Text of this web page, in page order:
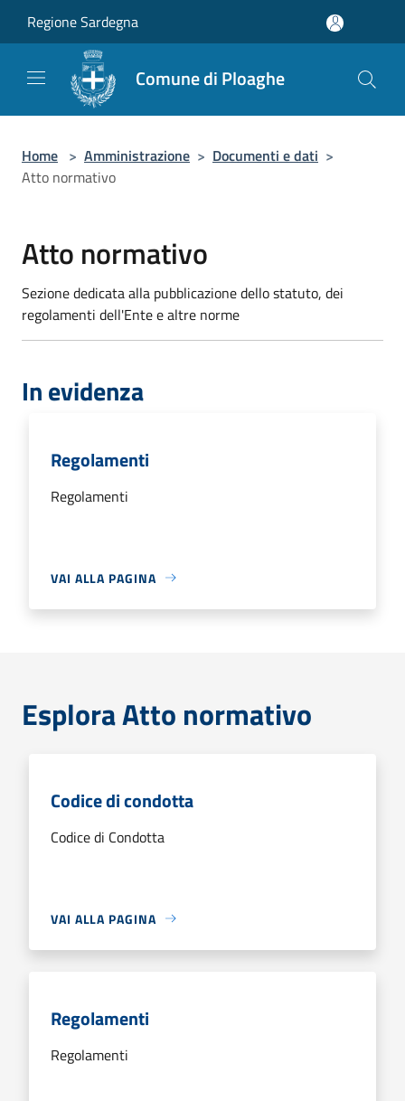
Regione Sardegna
Comune di Ploaghe
Home > Amministrazione > Documenti e dati >
Atto normativo
Atto normativo
Sezione dedicata alla pubblicazione dello statuto, dei
regolamenti dell'Ente e altre norme
In evidenza
Regolamenti
Regolamenti
VAI ALLA PAGINA
Esplora Atto normativo
Codice di condotta
Codice di Condotta
VAI ALLA PAGINA
Regolamenti
Regolamenti